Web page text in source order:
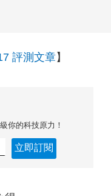
評測文章】
你的科技原力！
立即訂閱